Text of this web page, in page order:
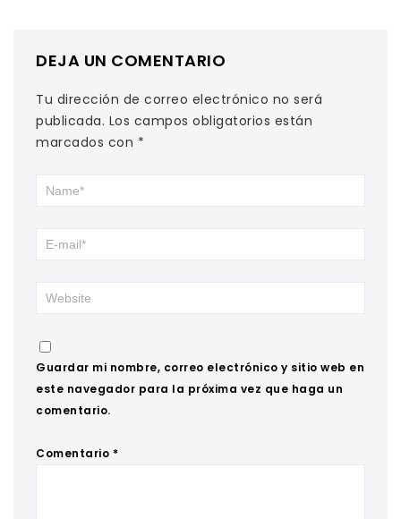
DEJA UN COMENTARIO
Tu dirección de correo electrónico no será
publicada. Los campos obligatorios están
marcados con *
Guardar mi nombre, correo electrónico y sitio web en
este navegador para la próxima vez que haga un
comentario.
Comentario *